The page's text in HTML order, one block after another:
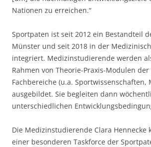
Nationen zu erreichen.“
Sportpaten ist seit 2012 ein Bestandteil
Münster und seit 2018 in der
integriert. Medizinstudierende werden
Rahmen von Theorie-Praxis-Modulen
Fachbereiche (u.a. Sportwissenschaften,
ausgebildet. Sie begleiten dann
unterschiedlichen
Die Medizinstudierende Clara Hennecke
einer besonderen Taskforce der